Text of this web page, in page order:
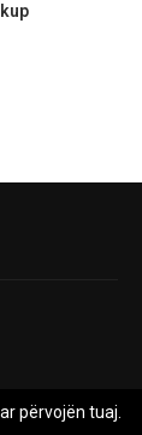
përvojën tuaj.